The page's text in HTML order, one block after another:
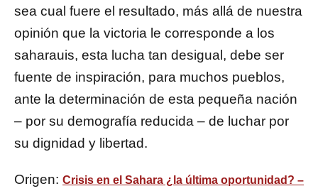
sea cual fuere el resultado, más allá de nuestra
opinión que la victoria le corresponde a los
saharauis, esta lucha tan desigual, debe ser
fuente de inspiración, para muchos pueblos,
ante la determinación de esta pequeña nación
– por su demografía reducida – de luchar por
su dignidad y libertad.
Origen: Crisis en el Sahara ¿la última oportunidad? –